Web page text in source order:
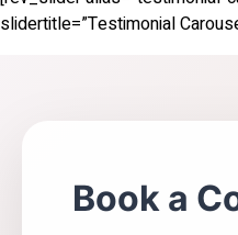
slidertitle=”Testimonial
Book a